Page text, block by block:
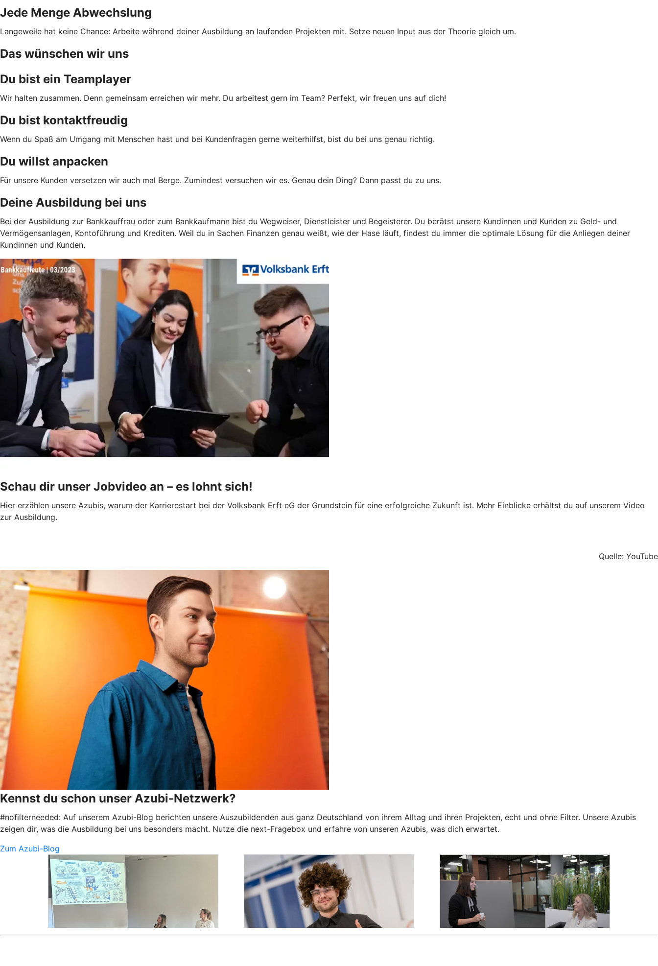
Jede Menge Abwechslung
Langeweile hat keine Chance: Arbeite während deiner Ausbildung an laufenden Projekten mit. Setze neuen Input aus der Theorie gleich um.
Das wünschen wir uns
Du bist ein Teamplayer
Wir halten zusammen. Denn gemeinsam erreichen wir mehr. Du arbeitest gern im Team? Perfekt, wir freuen uns auf dich!
Du bist kontaktfreudig
Wenn du Spaß am Umgang mit Menschen hast und bei Kundenfragen gerne weiterhilfst, bist du bei uns genau richtig.
Du willst anpacken
Für unsere Kunden versetzen wir auch mal Berge. Zumindest versuchen wir es. Genau dein Ding? Dann passt du zu uns.
Deine Ausbildung bei uns
Bei der Ausbildung zur Bankkauffrau oder zum Bankkaufmann bist du Wegweiser, Dienstleister und Begeisterer. Du berätst unsere Kundinnen und Kunden zu Geld- und
Vermögensanlagen, Kontoführung und Krediten. Weil du in Sachen Finanzen genau weißt, wie der Hase läuft, findest du immer die optimale Lösung für die Anliegen deiner
Kundinnen und Kunden.
Schau dir unser Jobvideo an – es lohnt sich!
Hier erzählen unsere Azubis, warum der Karrierestart bei der Volksbank Erft eG der Grundstein für eine erfolgreiche Zukunft ist. Mehr Einblicke erhältst du auf unserem Video
zur Ausbildung.
Quelle: YouTube
Kennst du schon unser Azubi-Netzwerk?
#nofilterneeded: Auf unserem Azubi-Blog berichten unsere Auszubildenden aus ganz Deutschland von ihrem Alltag und ihren Projekten, echt und ohne Filter. Unsere Azubis
zeigen dir, was die Ausbildung bei uns besonders macht. Nutze die next-Fragebox und erfahre von unseren Azubis, was dich erwartet.
Zum Azubi-Blog